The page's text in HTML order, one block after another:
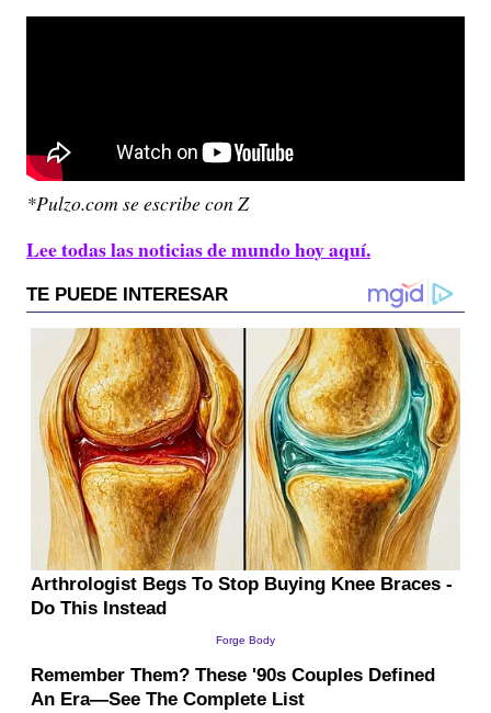
*Pulzo.com se escribe con Z
Lee todas las noticias de mundo hoy aquí.